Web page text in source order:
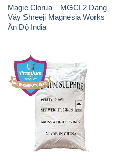
Magie Clorua – MGCL2 Dạng
Vảy Shreeji Magnesia Works
Ấn Độ India